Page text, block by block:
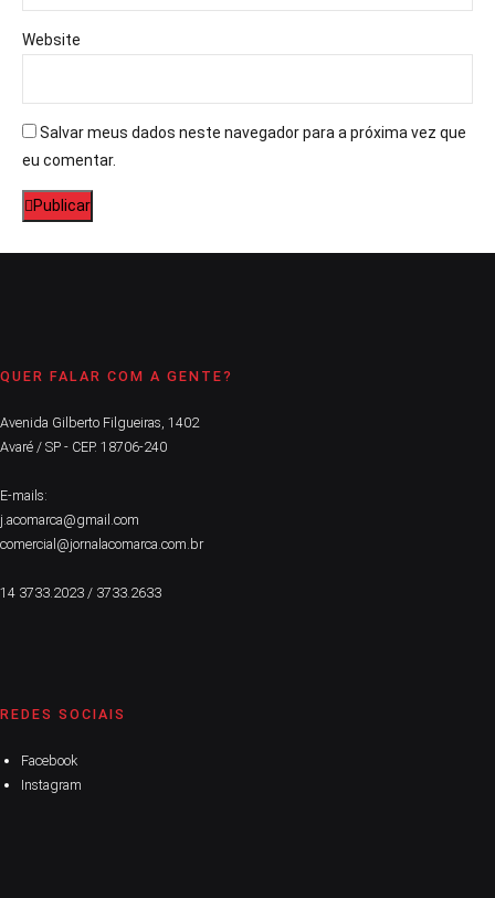
Website
Salvar meus dados neste navegador para a próxima vez que
eu comentar.
Publicar
QUER FALAR COM A GENTE?
Avenida Gilberto Filgueiras, 1402
Avaré / SP - CEP. 18706-240
E-mails:
j.acomarca@gmail.com
comercial@jornalacomarca.com.br
14 3733.2023 / 3733.2633
REDES SOCIAIS
Facebook
Instagram